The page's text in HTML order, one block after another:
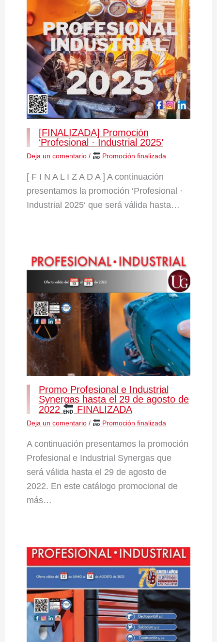
[FINALIZADA] Promoción
‘Profesional · Industrial 2025’
Deja un comentario / Promoción finalizada
[ F I N A L I Z A D A ] A continuación
presentamos la promoción ‘Profesional ·
Industrial 2025‘ que será válida hasta…
Promo Profesional e Industrial
Synergas hasta el 29 de agosto de
2022
FINALIZADA
Deja un comentario / Promoción finalizada
A continuación presentamos la promoción
Profesional e Industrial Synergas que
será válida hasta el 29 de agosto de
2022. En este catálogo promocional de
más…